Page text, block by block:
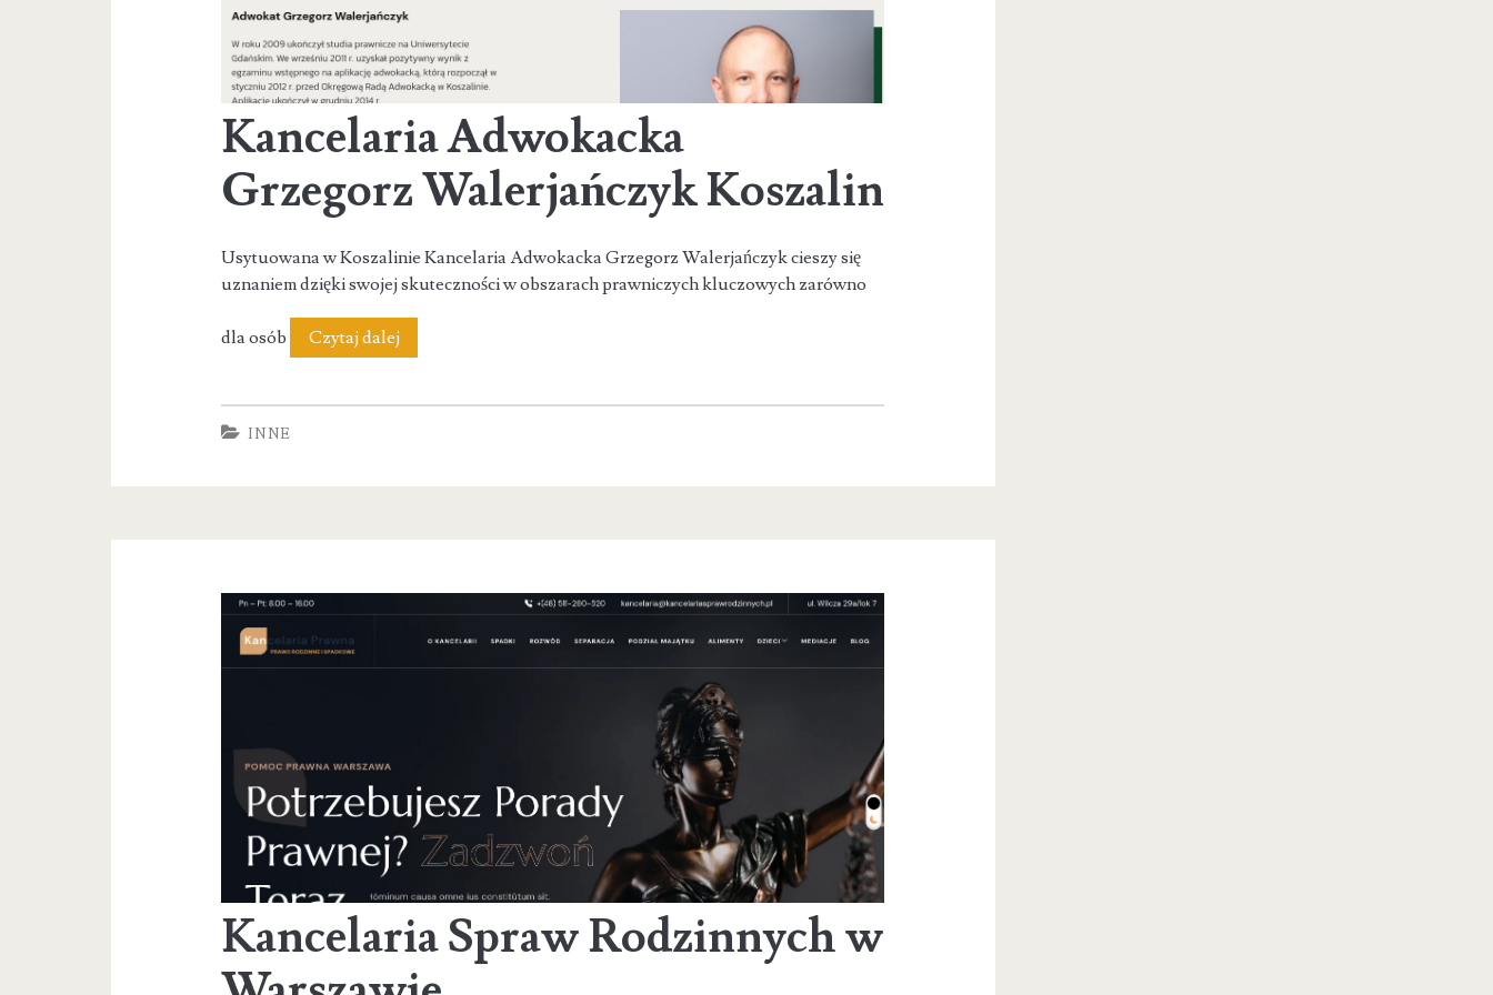
Kancelaria Adwokacka
Grzegorz Walerjańczyk Koszalin
Usytuowana w Koszalinie Kancelaria Adwokacka Grzegorz Walerjańczyk cieszy się
uznaniem dzięki swojej skuteczności w obszarach prawniczych kluczowych zarówno
dla osób Czytaj dalejKancelaria
INNE
Kancelaria Spraw Rodzinnych w